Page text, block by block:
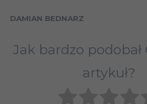
DAMIAN BEDNARZ
Jak bardzo podobał
artykuł?